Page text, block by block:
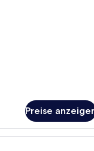
Preise